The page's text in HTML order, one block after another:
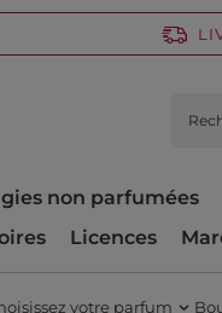
non parfumées
Licences
votre parfum